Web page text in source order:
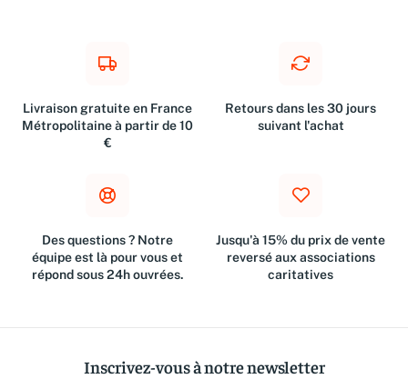
Livraison gratuite en France
Métropolitaine à partir de 10
€
Retours dans les 30 jours
suivant l'achat
Des questions ? Notre
équipe est là pour vous et
répond sous 24h ouvrées.
Jusqu'à 15% du prix de vente
reversé aux associations
caritatives
Inscrivez-vous à notre newsletter